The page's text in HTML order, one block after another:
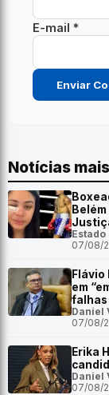
E-mail *
Notícias
Estado
07/08/
em
falhas
Daniel
07/08/
Erika
Daniel
07/08/